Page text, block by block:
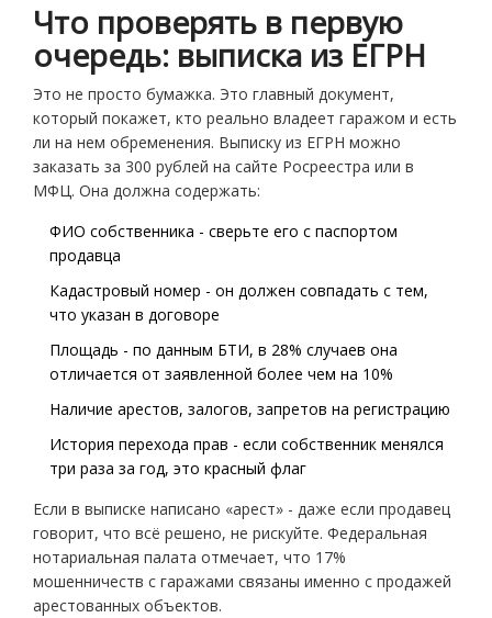
Что проверять в первую
очередь: выписка из ЕГРН
Это не просто бумажка. Это главный документ,
который покажет, кто реально владеет гаражом и есть
ли на нем обременения. Выписку из ЕГРН можно
заказать за 300 рублей на сайте Росреестра или в
МФЦ. Она должна содержать:
ФИО собственника - сверьте его с паспортом
продавца
Кадастровый номер - он должен совпадать с тем,
что указан в договоре
Площадь - по данным БТИ, в 28% случаев она
отличается от заявленной более чем на 10%
Наличие арестов, залогов, запретов на регистрацию
История перехода прав - если собственник менялся
три раза за год, это красный флаг
Если в выписке написано «арест» - даже если продавец
говорит, что всё решено, не рискуйте. Федеральная
нотариальная палата отмечает, что 17%
мошенничеств с гаражами связаны именно с продажей
арестованных объектов.